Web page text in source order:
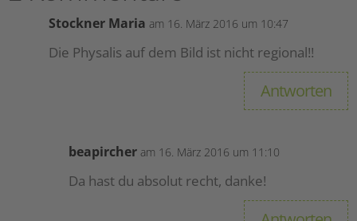
Stockner Maria am 16. März 2016 um 10:47
Die Physalis auf dem Bild ist nicht regional!!
Antworten
beapircher am 16. März 2016 um 11:10
Da hast du absolut recht, danke!